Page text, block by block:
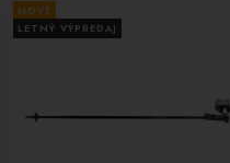
NOVÉ
LETNÝ VÝPREDAJ